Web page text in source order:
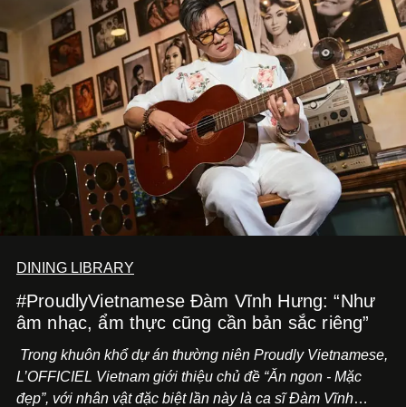
DINING LIBRARY
#ProudlyVietnamese Đàm Vĩnh Hưng: “Như
âm nhạc, ẩm thực cũng cần bản sắc riêng”
Trong khuôn khổ dự án thường niên Proudly Vietnamese,
L’OFFICIEL Vietnam giới thiệu chủ đề “Ăn ngon - Mặc
đẹp”, với nhân vật đặc biệt lần này là ca sĩ Đàm Vĩnh